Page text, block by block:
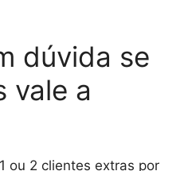
dúvida se
vale a
ou 2 clientes extras por